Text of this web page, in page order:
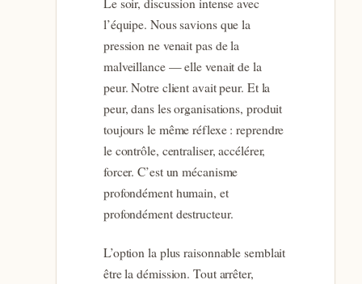
l’équipe. Nous savions que la
pression ne venait pas de la
malveillance — elle venait de la
peur. Notre client avait peur. Et la
peur, dans les organisations, produit
toujours le même réflexe : reprendre
le contrôle, centraliser, accélérer,
forcer. C’est un mécanisme
profondément humain, et
profondément destructeur.
L’option la plus raisonnable semblait
être la démission. Tout arrêter,